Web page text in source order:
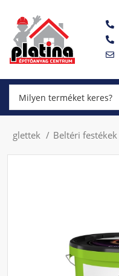
glettek Beltéri festékek